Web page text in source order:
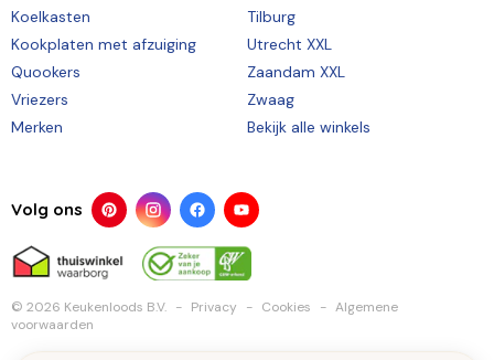
Koelkasten
Kookplaten met afzuiging
Quookers
Vriezers
Merken
Tilburg
Utrecht XXL
Zaandam XXL
Zwaag
Bekijk alle winkels
Volg ons
© 2026 Keukenloods B.V. Privacy Cookies
Algemene
voorwaarden